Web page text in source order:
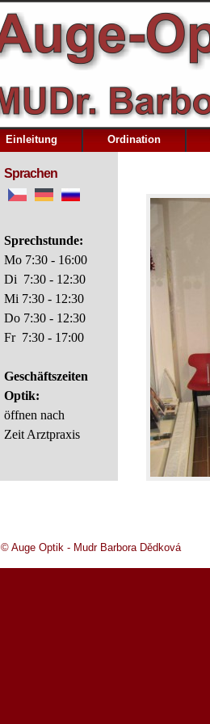
Einleitung Ordination
Sprachen
Sprechstunde:
Mo 7:30 - 16:00
Di 7:30 - 12:30
Mi 7:30 - 12:30
Do 7:30 - 12:30
Fr 7:30 - 17:00
Geschäftszeiten
Optik:
öffnen nach
Zeit Arztpraxis
© Auge Optik - Mudr Barbora Dědková